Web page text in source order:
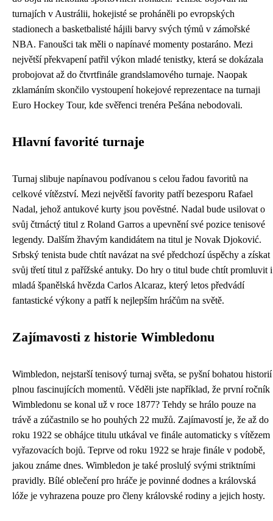
turnajích v Austrálii, hokejisté se proháněli po evropských
stadionech a basketbalisté hájili barvy svých týmů v zámořské
NBA. Fanoušci tak měli o napínavé momenty postaráno. Mezi
největší překvapení patřil výkon mladé tenistky, která se dokázala
probojovat až do čtvrtfinále grandslamového turnaje. Naopak
zklamáním skončilo vystoupení hokejové reprezentace na turnaji
Euro Hockey Tour, kde svěřenci trenéra Pešána nebodovali.
Hlavní favorité turnaje
Turnaj slibuje napínavou podívanou s celou řadou favoritů na
celkové vítězství. Mezi největší favority patří bezesporu Rafael
Nadal, jehož antukové kurty jsou pověstné. Nadal bude usilovat o
svůj čtrnáctý titul z Roland Garros a upevnění své pozice tenisové
legendy. Dalším žhavým kandidátem na titul je Novak Djoković.
Srbský tenista bude chtít navázat na své předchozí úspěchy a získat
svůj třetí titul z pařížské antuky. Do hry o titul bude chtít promluvit i
mladá španělská hvězda Carlos Alcaraz, který letos předvádí
fantastické výkony a patří k nejlepším hráčům na světě.
Zajímavosti z historie Wimbledonu
Wimbledon, nejstarší tenisový turnaj světa, se pyšní bohatou historií
plnou fascinujících momentů. Věděli jste například, že první ročník
Wimbledonu se konal už v roce 1877? Tehdy se hrálo pouze na
trávě a zúčastnilo se ho pouhých 22 mužů. Zajímavostí je, že až do
roku 1922 se obhájce titulu utkával ve finále automaticky s vítězem
vyřazovacích bojů. Teprve od roku 1922 se hraje finále v podobě,
jakou známe dnes. Wimbledon je také proslulý svými striktními
pravidly. Bílé oblečení pro hráče je povinné dodnes a královská
lóže je vyhrazena pouze pro členy královské rodiny a jejich hosty.